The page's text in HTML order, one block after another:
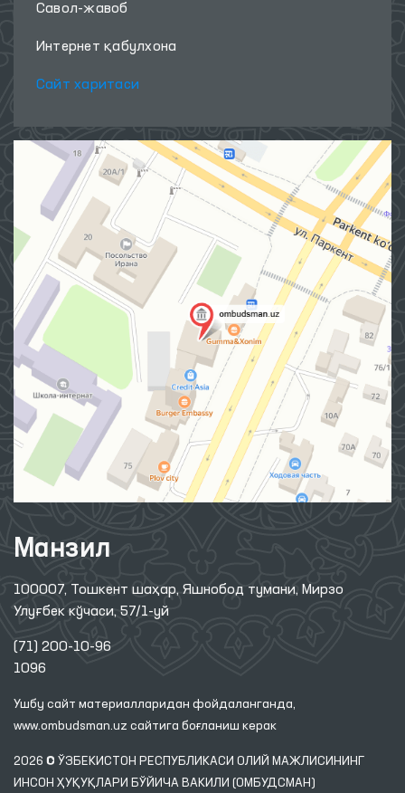
Савол-жавоб
Интернет қабулхона
Сайт харитаси
Манзил
100007, Тошкент шаҳар, Яшнобод тумани, Мирзо
Улуғбек кўчаси, 57/1-уй
(71) 200-10-96
1096
Ушбу сайт материалларидан фойдаланганда,
www.ombudsman.uz сайтига боғланиш керак
2026 © ЎЗБЕКИСТОН РЕСПУБЛИКАСИ ОЛИЙ МАЖЛИСИНИНГ
ИНСОН ҲУҚУҚЛАРИ БЎЙИЧА ВАКИЛИ (ОМБУДСМАН)